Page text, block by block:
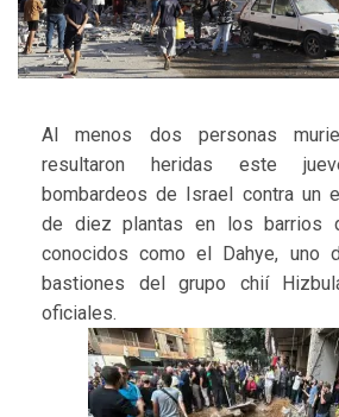
Al menos dos personas
resultaron heridas este
bombardeos de Israel contra un
de diez plantas en los barrios
conocidos como el Dahye, uno
bastiones del grupo chií
oficiales.